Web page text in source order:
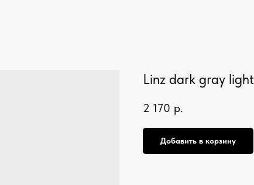
Linz dark gray light
2 170 р.
Добавить в корзину